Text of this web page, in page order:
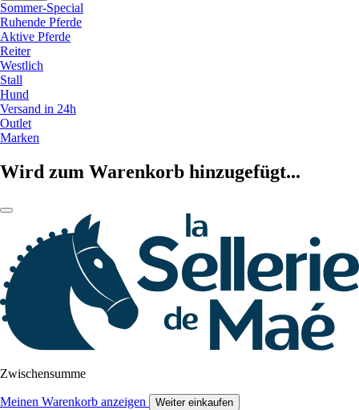
Sommer-Special
Ruhende Pferde
Aktive Pferde
Reiter
Westlich
Stall
Hund
Versand in 24h
Outlet
Marken
Wird zum Warenkorb hinzugefügt...
Zwischensumme
Meinen Warenkorb anzeigen Weiter einkaufen